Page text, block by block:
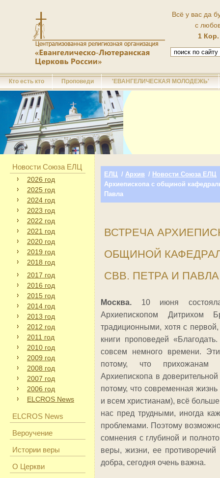
Всё у вас да
с
1
Кто есть кто Проповеди 'ЕВАНГЕЛИЧЕСКАЯ МОЛОДЕЖЬ'
Новости Союза ЕЛЦ
2026 год
2025 год
2024 год
2023 год
2022 год
2021 год
2020 год
2019 год
2018 год
2017 год
2016 год
2015 год
2014 год
2013 год
2012 год
2011 год
2010 год
2009 год
2008 год
2007 год
2006 год
ELCROS News
ELCROS News
Вероучение
Истории веры
О Церкви
ЕЛЦ / Архив / Новости Союза ЕЛЦ
Архиепископа с общиной
Павла
ВСТРЕЧА
ОБЩИНОЙ
СВВ. ПЕТРА И ПАВЛА
Москва. 10 июня
Архиепископом Дитрихом
традиционными, хотя с
книги проповедей
совсем немного времени.
потому, что прихожанам
Архиепископа в
потому, что современная
и всем христианам), всё
нас пред трудными, иногда
проблемами. Поэтому
сомнения с глубиной и
веры, жизни, ее
добра, сегодня очень важна.